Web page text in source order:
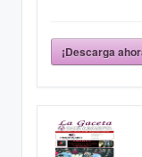
¡Descarga